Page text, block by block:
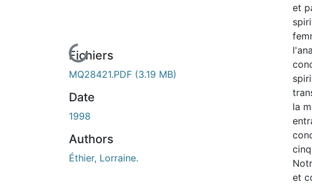
En cours de chargement...
Fichiers
MQ28421.PDF (3.19 MB)
Date
1998
Authors
Éthier, Lorraine.
et
la
et